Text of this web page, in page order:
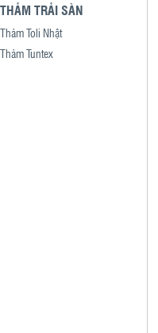
THẢM TRẢI SÀN
Thảm Toli Nhật
Thảm Tuntex